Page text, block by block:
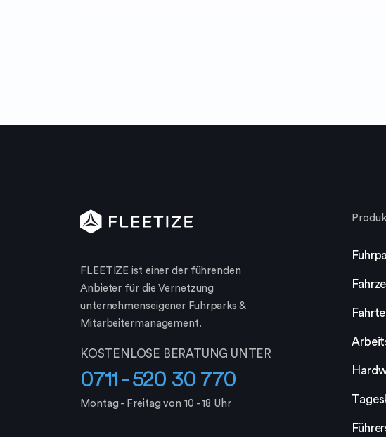
FLEETIZE ist einer der führenden
Anbieter für die Vernetzung
unternehmenseigener Fuhrparks &
Mitarbeiter­management.
KOSTENLOSE BERATUNG UNTER
0711 - 520 30 770
Montag - Freitag von 10 - 18 Uhr